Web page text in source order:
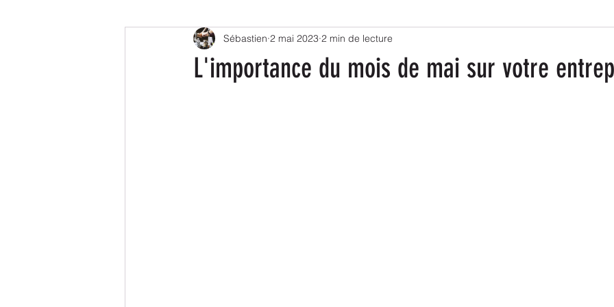
L'importance du mois de mai sur votre
Sébastien 2 mai 2023 2 min de lecture